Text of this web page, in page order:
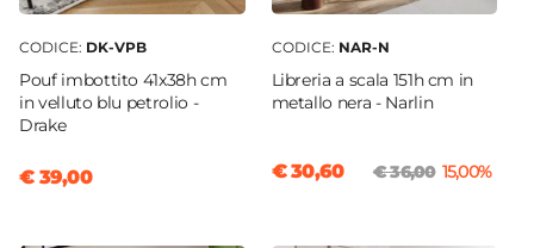
CODICE: DK-VPB
Pouf imbottito 41x38h cm
in velluto blu petrolio -
Drake
€ 39,00
CODICE: NAR-N
Libreria a scala 151h cm in
metallo nera - Narlin
€ 30,60 € 36,00 15,00%